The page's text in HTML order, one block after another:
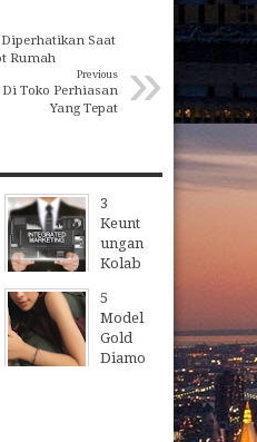
Saat
Rumah
»
Previous
Toko Perhiasan
Yang Tepat
3
Keunt
ungan
Kolab
denga
n
Integr
ated
5
Model
Gold
Diamo